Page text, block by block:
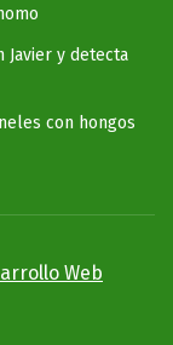
Javier y detecta
con hongos
Web